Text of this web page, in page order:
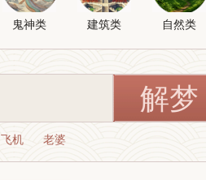
鬼神类 建筑类 自然类
飞机 老婆